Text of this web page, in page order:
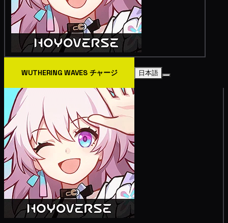
WUTHERING WAVES チャージ 日本語